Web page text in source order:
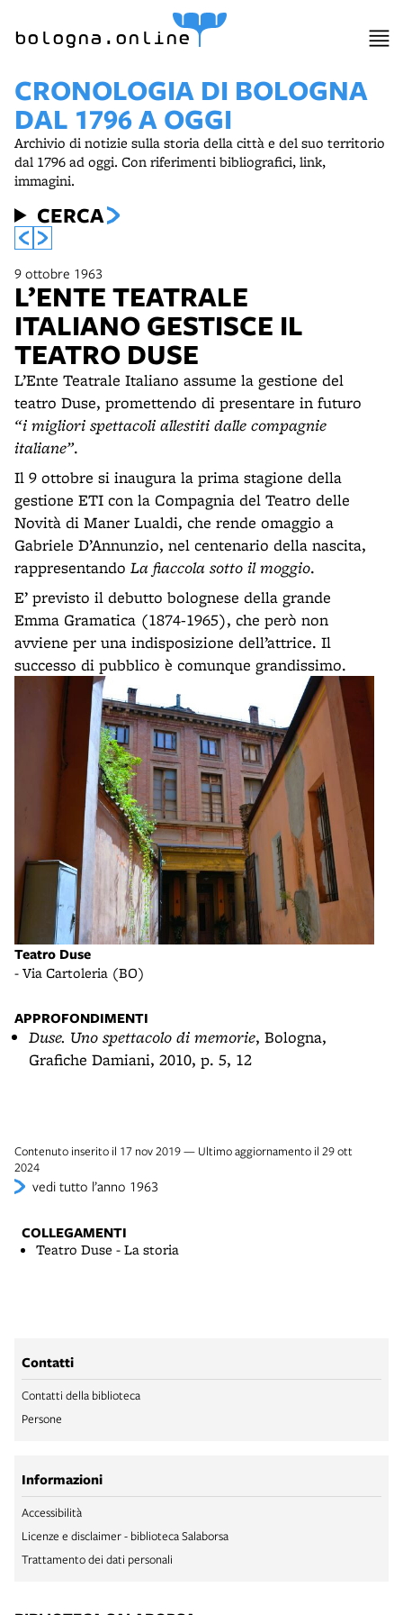
bologna.online
CRONOLOGIA DI BOLOGNA
DAL 1796 A OGGI
Archivio di notizie sulla storia della città e del suo territorio
dal 1796 ad oggi. Con riferimenti bibliografici, link,
immagini.
CERCA
9 ottobre 1963
L’ENTE TEATRALE
ITALIANO GESTISCE IL
TEATRO DUSE
L’Ente Teatrale Italiano assume la gestione del
teatro Duse, promettendo di presentare in futuro
“i migliori spettacoli allestiti dalle compagnie
italiane”.
Il 9 ottobre si inaugura la prima stagione della
gestione ETI con la Compagnia del Teatro delle
Novità di Maner Lualdi, che rende omaggio a
Gabriele D’Annunzio, nel centenario della nascita,
rappresentando La fiaccola sotto il moggio.
E’ previsto il debutto bolognese della grande
Emma Gramatica (1874-1965), che però non
avviene per una indisposizione dell’attrice. Il
successo di pubblico è comunque grandissimo.
Teatro Duse
- Via Cartoleria (BO)
APPROFONDIMENTI
Duse. Uno spettacolo di memorie, Bologna,
Grafiche Damiani, 2010, p. 5, 12
Contenuto inserito il 17 nov 2019 — Ultimo aggiornamento il 29 ott
2024
vedi tutto l’anno 1963
COLLEGAMENTI
Teatro Duse - La storia
Contatti
Contatti della biblioteca
Persone
Informazioni
Accessibilità
Licenze e disclaimer - biblioteca Salaborsa
Trattamento dei dati personali